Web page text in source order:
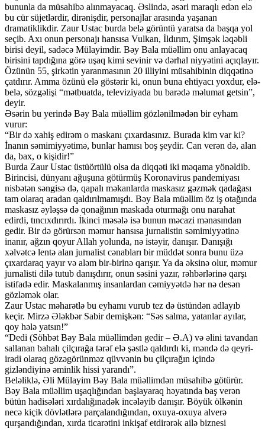
bununla da müsahibə alınmayacaq. Əslində, əsəri maraqlı edən elə
bu cür süjetlərdir, dirənişdir, personajlar arasında yaşanan
dramatiklikdir. Zaur Ustac burda belə görüntü yaratsa da başqa yol
seçib. Axı onun personajı hansısa Vulkan, İldırım, Şimşək ləqəbli
birisi deyil, sadəcə Mülayimdir. Bəy Bala müəllim onu anlayacaq
birisini tapdığına görə uşaq kimi sevinir və dərhal niyyətini açıqlayır.
Özünün 55, şirkətin yaranmasının 20 illiyini müsahibinin diqqətinə
çatdırır. Amma özünü elə göstərir ki, onun buna ehtiyacı yoxdur, elə-
belə, sözgəlişi “mətbuatda, televiziyada bu barədə məlumat getsin”,
deyir.
Əsərin bu yerində Bəy Bala müəllim gözlənilmədən bir eyham
vurur:
“Bir də xahiş edirəm o maskanı çıxardasınız. Burada kim var ki?
İnanın səmimiyyətimə, bunlar hamısı boş şeydir. Can verən də, alan
da, bax, o kişidir!”
Burda Zaur Ustac üstüörtülü olsa da diqqəti iki məqama yönəldib.
Birincisi, dünyanı ağuşuna götürmüş Koronavirus pandemiyası
nisbətən səngisə də, qapalı məkanlarda maskasız gəzmək qadağası
tam olaraq aradan qaldırılmamışdı. Bəy Bala müəllim öz iş otağında
maskasız əyləşsə də qonağının maskada oturmağı onu narahat
edirdi, tıncıxdırırdı. İkinci məsələ isə bunun məcazi mənasından
gedir. Bir də görürsən məmur hansısa jurnalistin səmimiyyətinə
inanır, ağzın qoyur Allah yolunda, nə istəyir, danışır. Danışığı
xəlvətcə lentə alan jurnalist cənabları bir müddət sonra bunu üzə
çıxardaraq yayır və aləm bir-birinə qarışır. Ya da əksinə olur, məmur
jurnalisti dilə tutub danışdırır, onun səsini yazır, rəhbərlərinə qarşı
istifadə edir. Maskalanmış insanlardan cəmiyyətdə hər nə desən
gözləmək olar.
Zaur Ustac məharətlə bu eyhamı vurub tez də üstündən adlayıb
keçir. Mirzə Ələkbər Sabir demişkən: “Səs salma, yatanlar ayılar,
qoy hələ yatsın!”
“Dedi (Söhbət Bəy Bala müəllimdən gedir – Ə.A) və əlini tavandan
sallanan bahalı çilçırağa tərəf elə şəstlə qaldırdı ki, məndə də qeyri-
iradi olaraq gözəgörünməz qüvvənin bu çilçırağın içində
gizləndiyinə əminlik hissi yarandı”.
Beləliklə, Əli Mülayim Bəy Bala müəllimdən müsahibə götürür.
Bəy Bala müəllim uşaqlığından başlayaraq həyatında baş verən
bütün hadisələri xırdalığınadək incələyib danışır. Böyük ölkənin
necə kiçik dövlətlərə parçalandığından, oxuya-oxuya alverə
qurşandığından, xırda ticarətini inkişaf etdirərək ailə biznesi